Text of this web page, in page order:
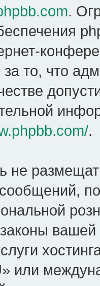
.
за то, что
.
не
сообщений,
или